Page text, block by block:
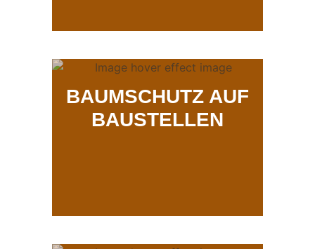
BAUMSCHUTZ AUF
BAUSTELLEN